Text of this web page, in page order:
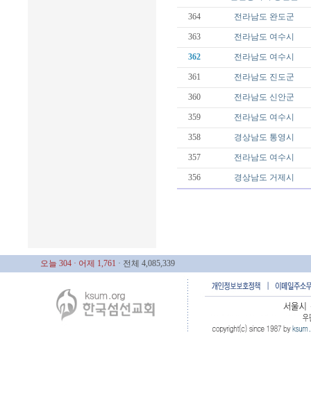
364 전라남도 완도군
363 전라남도 여수시
362 전라남도 여수시
361 전라남도 진도군
360 전라남도 신안군
359 전라남도 여수시
358 경상남도 통영시
357 전라남도 여수시
356 경상남도 거제시
오늘 304 · 어제 1,761 · 전체 4,085,339